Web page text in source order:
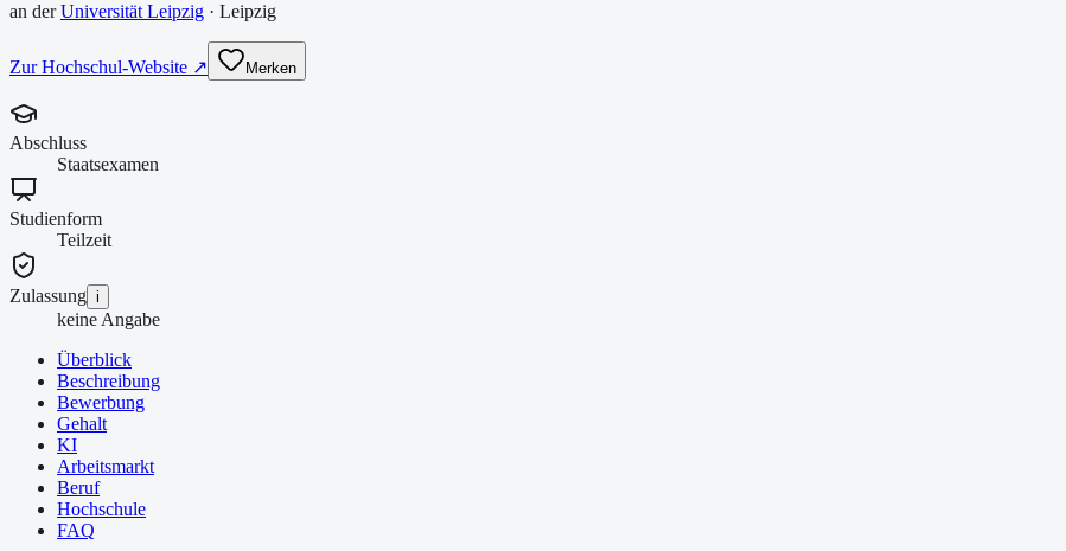
an derUniversität Leipzig · Leipzig
Zur Hochschul-Website ↗ Merken
Abschluss
Staatsexamen
Studienform
Teilzeit
Zulassung i
keine Angabe
Überblick
Beschreibung
Bewerbung
Gehalt
KI
Arbeitsmarkt
Beruf
Hochschule
FAQ